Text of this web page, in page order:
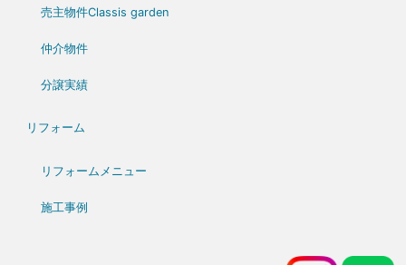
売主物件Classis garden
仲介物件
分譲実績
リフォーム
リフォームメニュー
施工事例